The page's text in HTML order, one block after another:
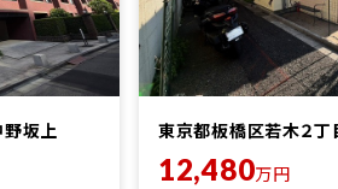
野坂上 東京都板橋区若木２丁
12,480万円